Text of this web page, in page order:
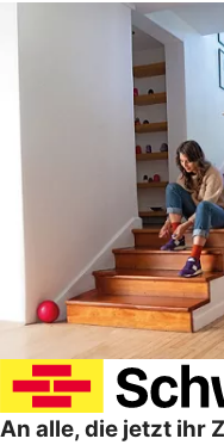
An alle, die jetzt ihr